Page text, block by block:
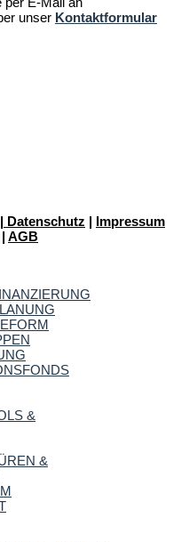
unser Kontaktformular
| Datenschutz | Impressum
| AGB
&
&